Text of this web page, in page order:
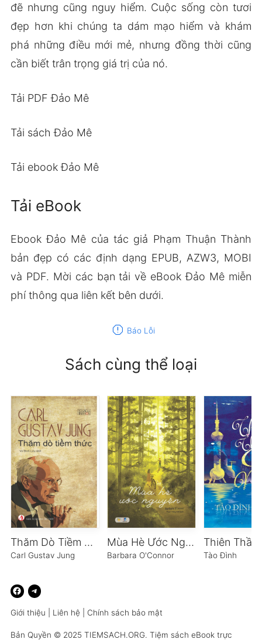
đẽ nhưng cũng nguy hiểm. Cuộc sống còn tươi
đẹp hơn khi chúng ta dám mạo hiểm và khám
phá những điều mới mẻ, nhưng đồng thời cũng
cần biết trân trọng giá trị của nó.
Tải PDF Đảo Mê
Tải sách Đảo Mê
Tải ebook Đảo Mê
Tải eBook
Ebook Đảo Mê của tác giả Phạm Thuận Thành
bản đẹp có các định dạng EPUB, AZW3, MOBI
và PDF. Mời các bạn tải về eBook Đảo Mê miễn
phí thông qua liên kết bên dưới.
report Báo Lỗi
Sách cùng thể loại
Thăm Dò Tiềm Thức
Carl Gustav Jung
Mùa Hè Ước Nguyện
Barbara O'Connor Tào Đình
Giới thiệu Liên hệ Chính sách bảo mật
Bản Quyền © 2025 TIEMSACH.ORG. Tiệm sách eBook trực